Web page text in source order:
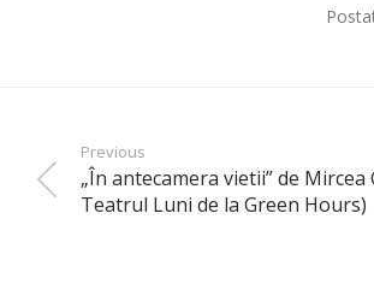
Previous
„În antecamera vietii” de Mircea
Teatrul Luni de la Green Hours)